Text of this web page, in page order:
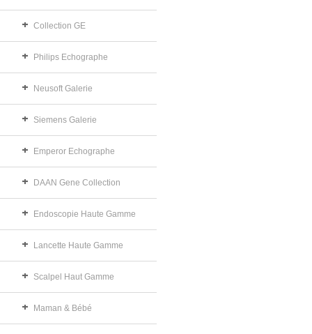
Collection GE
Philips Echographe
Neusoft Galerie
Siemens Galerie
Emperor Echographe
DAAN Gene Collection
Endoscopie Haute Gamme
Lancette Haute Gamme
Scalpel Haut Gamme
Maman & Bébé